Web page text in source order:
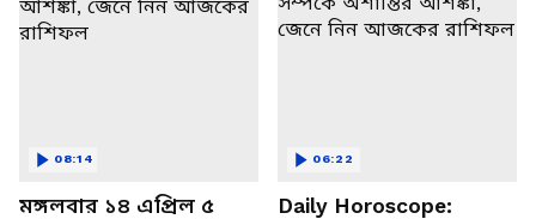
মঙ্গলবার ১৪ এপ্রিল ৫
08:14
Daily Horoscope:
06:22